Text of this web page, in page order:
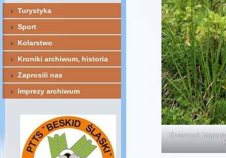
Kruszczyk
Turystyka
Sport
Kolarstwo
Kroniki archiwum, historia
Zaprosili nas
Imprezy archiwum